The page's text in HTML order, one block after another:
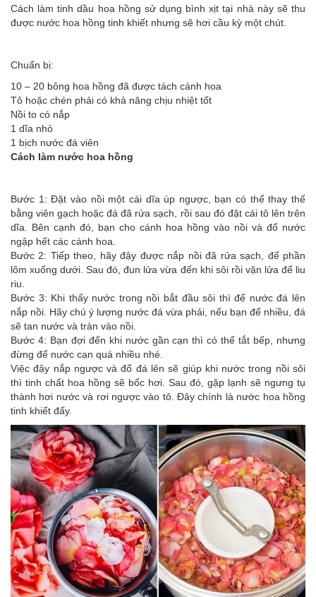
Cách làm tinh dầu hoa hồng sử dụng bình xịt tại nhà này sẽ thu
được nước hoa hồng tinh khiết nhưng sẽ hơi cầu kỳ một chút.
Chuẩn bị:
10 – 20 bông hoa hồng đã được tách cánh hoa
Tô hoặc chén phải có khả năng chịu nhiệt tốt
Nồi to có nắp
1 dĩa nhỏ
1 bịch nước đá viên
Cách làm nước hoa hồng
Bước 1: Đặt vào nồi một cái dĩa úp ngược, bạn có thể thay thế
bằng viên gạch hoặc đá đã rửa sạch, rồi sau đó đặt cái tô lên trên
dĩa. Bên cạnh đó, bạn cho cánh hoa hồng vào nồi và đổ nước
ngập hết các cánh hoa.
Bước 2: Tiếp theo, hãy đậy được nắp nồi đã rửa sạch, để phần
lõm xuống dưới. Sau đó, đun lửa vừa đến khi sôi rồi vặn lửa để liu
riu.
Bước 3: Khi thấy nước trong nồi bắt đầu sôi thì để nước đá lên
nắp nồi. Hãy chú ý lượng nước đá vừa phải, nếu bạn để nhiều, đá
sẽ tan nước và tràn vào nồi.
Bước 4: Bạn đợi đến khi nước gần cạn thì có thể tắt bếp, nhưng
đừng để nước cạn quá nhiều nhé.
Việc đậy nắp ngược và đổ đá lên sẽ giúp khi nước trong nồi sôi
thì tinh chất hoa hồng sẽ bốc hơi. Sau đó, gặp lạnh sẽ ngưng tụ
thành hơi nước và rơi ngược vào tô. Đây chính là nước hoa hồng
tinh khiết đấy.